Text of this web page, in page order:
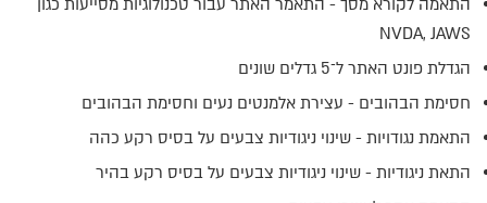
התאמה לקורא מסך - התאמר האתר עבור טכנולוגיות מסייעות כגון
NVDA, JAWS
הגדלת פונט האתר ל־5 גדלים שונים
חסימת הבהובים - עצירת אלמנטים נעים וחסימת הבהובים
התאמת נגודויות - שינוי ניגודיות צבעים על בסיס רקע כהה
התאת ניגודיות - שינוי ניגודיות צבעים על בסיס רקע בהיר